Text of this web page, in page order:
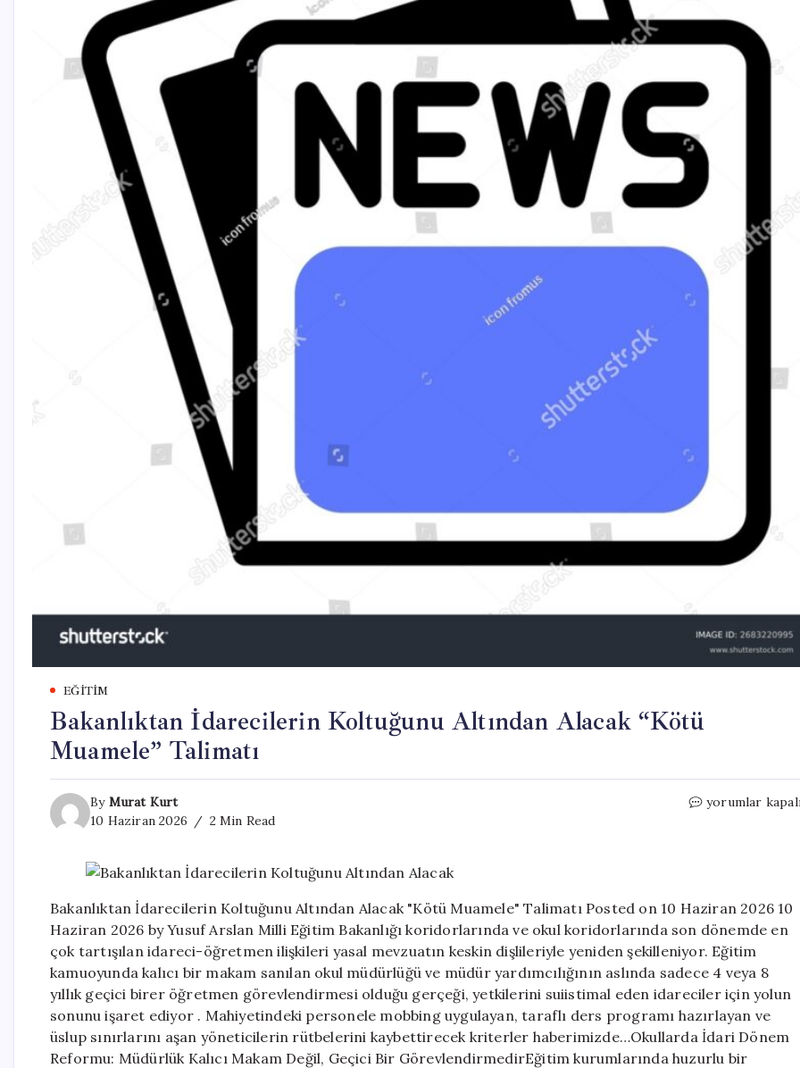
EĞITIM
Bakanlıktan İdarecilerin Koltuğunu Altından Alacak “Kötü
Muamele” Talimatı
By Murat Kurt
10 Haziran 2026
2 Min Read
Bakanlıktan
Muamele”
Talimatı
için
yorumlar
Bakanlıktan İdarecilerin Koltuğunu Altından Alacak "Kötü Muamele" Talimatı Posted on 10 Haziran 2026 10
Haziran 2026 by Yusuf Arslan Milli Eğitim Bakanlığı koridorlarında ve okul koridorlarında son dönemde en
çok tartışılan idareci-öğretmen ilişkileri yasal mevzuatın keskin dişlileriyle yeniden şekilleniyor. Eğitim
kamuoyunda kalıcı bir makam sanılan okul müdürlüğü ve müdür yardımcılığının aslında sadece 4 veya 8
yıllık geçici birer öğretmen görevlendirmesi olduğu gerçeği, yetkilerini suiistimal eden idareciler için yolun
sonunu işaret ediyor . Mahiyetindeki personele mobbing uygulayan, taraflı ders programı hazırlayan ve
üslup sınırlarını aşan yöneticilerin rütbelerini kaybettirecek kriterler haberimizde…Okullarda İdari Dönem
Reformu: Müdürlük Kalıcı Makam Değil, Geçici Bir GörevlendirmedirEğitim kurumlarında huzurlu bir